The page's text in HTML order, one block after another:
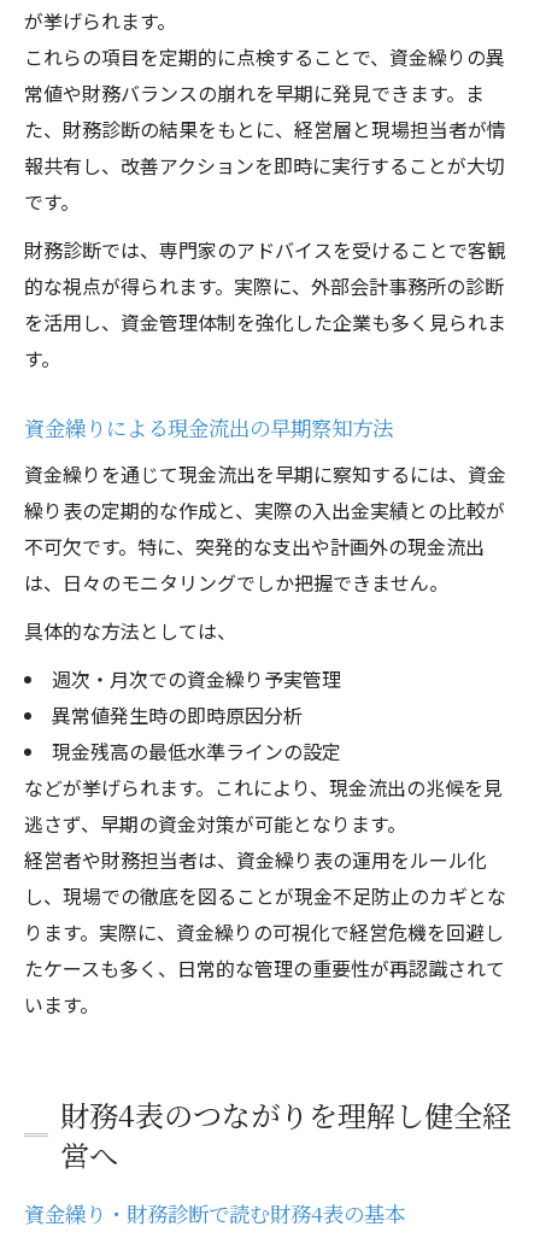
が挙げられます。
これらの項目を定期的に点検することで、資金繰りの異
常値や財務バランスの崩れを早期に発見できます。ま
た、財務診断の結果をもとに、経営層と現場担当者が情
報共有し、改善アクションを即時に実行することが大切
です。
財務診断では、専門家のアドバイスを受けることで客観
的な視点が得られます。実際に、外部会計事務所の診断
を活用し、資金管理体制を強化した企業も多く見られま
す。
資金繰りによる現金流出の早期察知方法
資金繰りを通じて現金流出を早期に察知するには、資金
繰り表の定期的な作成と、実際の入出金実績との比較が
不可欠です。特に、突発的な支出や計画外の現金流出
は、日々のモニタリングでしか把握できません。
具体的な方法としては、
週次・月次での資金繰り予実管理
異常値発生時の即時原因分析
現金残高の最低水準ラインの設定
などが挙げられます。これにより、現金流出の兆候を見
逃さず、早期の資金対策が可能となります。
経営者や財務担当者は、資金繰り表の運用をルール化
し、現場での徹底を図ることが現金不足防止のカギとな
ります。実際に、資金繰りの可視化で経営危機を回避し
たケースも多く、日常的な管理の重要性が再認識されて
います。
財務4表のつながりを理解し健全経
営へ
資金繰り・財務診断で読む財務4表の基本